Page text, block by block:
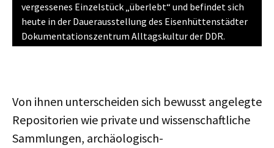
vergessenes Einzelstück „überlebt“ und befindet sich
heute in der Dauerausstellung des Eisenhüttenstädter
Dokumentationszentrum Alltagskultur der DDR.
Von ihnen unterscheiden sich bewusst angelegte
Repositorien wie private und wissenschaftliche
Sammlungen, archäologisch-